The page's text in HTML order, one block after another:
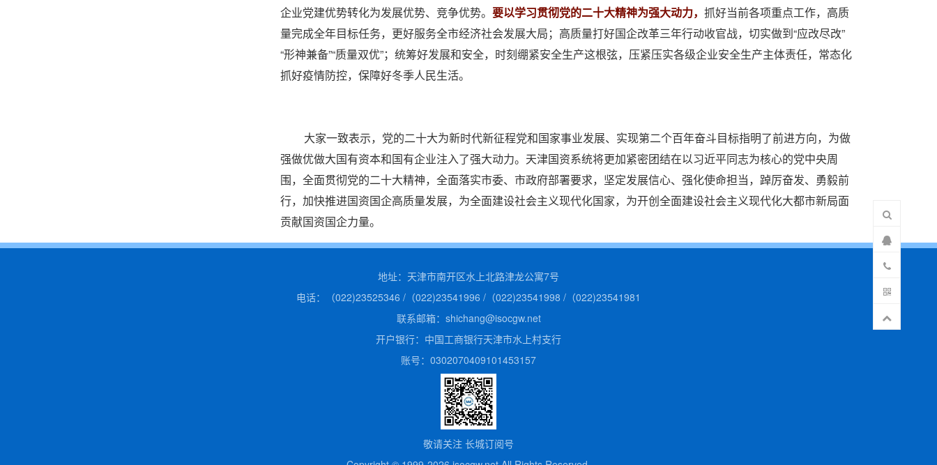
企业党建优势转化为发展优势、竞争优势。 要以学习贯彻党的二十大精神为强大动力， 抓好当前各项重点工作，高质
量完成全年目标任务，更好服务全市经济社会发展大局；高质量打好国企改革三年行动收官战，切实做到“应改尽改”
“形神兼备”“质量双优”；统筹好发展和安全，时刻绷紧安全生产这根弦，压紧压实各级企业安全生产主体责任，常态化
抓好疫情防控，保障好冬季人民生活。
大家一致表示，党的二十大为新时代新征程党和国家事业发展、实现第二个百年奋斗目标指明了前进方向，为做
强做优做大国有资本和国有企业注入了强大动力。天津国资系统将更加紧密团结在以习近平同志为核心的党中央周
围，全面贯彻党的二十大精神，全面落实市委、市政府部署要求，坚定发展信心、强化使命担当，踔厉奋发、勇毅前
行，加快推进国资国企高质量发展，为全面建设社会主义现代化国家，为开创全面建设社会主义现代化大都市新局面
贡献国资国企力量。
地址：天津市南开区水上北路津龙公寓7号
电话：（022)23525346 /（022)23541996 /（022)23541998 /（022)23541981
联系邮箱：shichang@isocgw.net
开户银行：中国工商银行天津市水上村支行
账号：0302070409101453157
敬请关注 长城订阅号